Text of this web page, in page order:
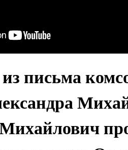
письма